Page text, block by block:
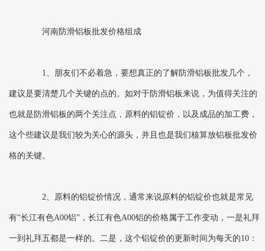
河南防滑铝板批发价格组成
1、朋友们不必着急，要想真正的了解防滑铝板批发几个，
建议是要清楚几个关键的点的。如对于防滑铝板来说，为值得关注的
也就是防滑铝板的两个关注点，原料的铝锭价，以及成品的加工费，
这个些建议是我们较为关心的源头，并且也是我们核算放铝板批发价
格的关键。
2、原料的铝锭价情况，通常来说原料的铝锭价也就是常见
有“长江有色A00铝”，长江有色A00铝的价格属于工作变动，一是礼拜
一到礼拜五都是一样的。二是，这个铝锭价的更新时间为每天的10：